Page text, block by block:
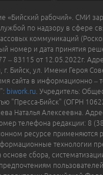
«Бийский рабочий». СМИ
по надзору в сфере
коммуникаций
номер и дата принятия
– 83115 от 12.05.2022г.
г. Бийск, ул. Имени Героя
сайта в информационно –
biwork.ru . Учредитель:
"Пресса-Бийск" (ОГРН
Наталья Алексеевна.
телефона редакции: 8
ресурсе применяются
технологии
сбора,